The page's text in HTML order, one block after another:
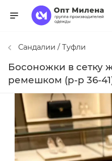
Сандалии / Туфли
Босоножки в сетку
ремешком (р-р 36-